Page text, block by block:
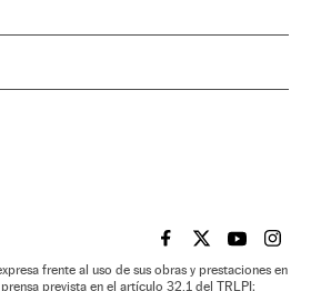
EL PAÍS BRASIL EN
EL PAÍSEL PAÍS
EL
frente al uso de sus obras y prestaciones en
prevista en el artículo 32.1 del TRLPI;